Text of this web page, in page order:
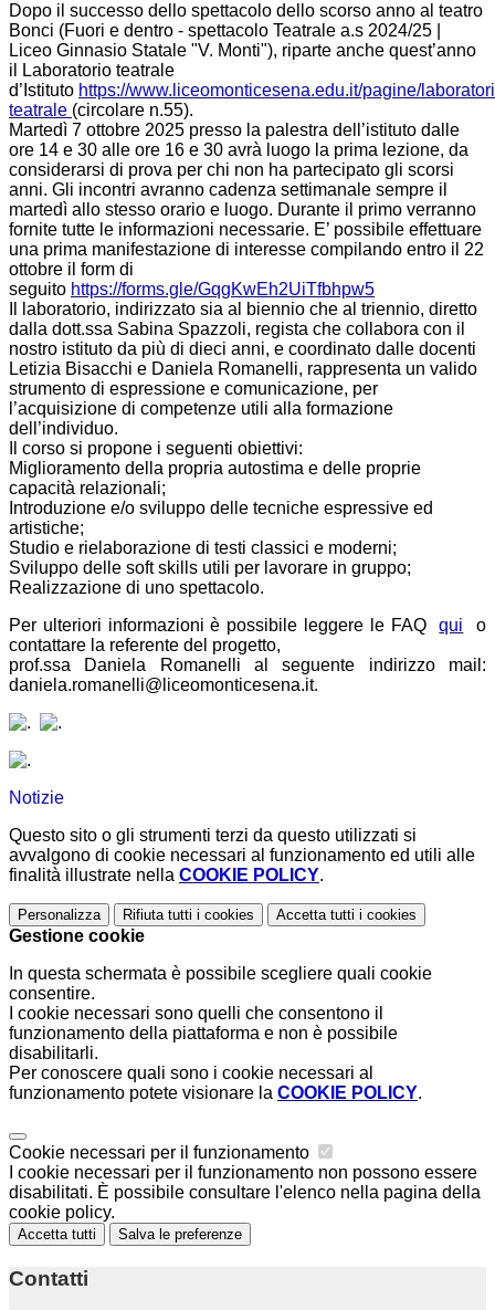
Dopo il successo dello spettacolo dello scorso anno al teatro
Bonci (Fuori e dentro - spettacolo Teatrale a.s 2024/25 |
Liceo Ginnasio Statale "V. Monti"), riparte anche quest’anno
il Laboratorio teatrale
d’Istituto https://www.liceomonticesena.edu.it/pagine/
teatrale (circolare n.55).
Martedì 7 ottobre 2025 presso la palestra dell’istituto dalle
ore 14 e 30 alle ore 16 e 30 avrà luogo la prima lezione, da
considerarsi di prova per chi non ha partecipato gli scorsi
anni. Gli incontri avranno cadenza settimanale sempre il
martedì allo stesso orario e luogo. Durante il primo verranno
fornite tutte le informazioni necessarie. E’ possibile effettuare
una prima manifestazione di interesse compilando entro il 22
ottobre il form di
seguito https://forms.gle/GqgKwEh2UiTfbhpw5
Il laboratorio, indirizzato sia al biennio che al triennio, diretto
dalla dott.ssa Sabina Spazzoli, regista che collabora con il
nostro istituto da più di dieci anni, e coordinato dalle docenti
Letizia Bisacchi e Daniela Romanelli, rappresenta un valido
strumento di espressione e comunicazione, per
l’acquisizione di competenze utili alla formazione
dell’individuo.
Il corso si propone i seguenti obiettivi:
Miglioramento della propria autostima e delle proprie
capacità relazionali;
Introduzione e/o sviluppo delle tecniche espressive ed
artistiche;
Studio e rielaborazione di testi classici e moderni;
Sviluppo delle soft skills utili per lavorare in gruppo;
Realizzazione di uno spettacolo.
Per ulteriori informazioni è possibile leggere le FAQqui o
contattare la referente del progetto,
prof.ssa Daniela Romanelli al seguente indirizzo mail:
daniela.romanelli@liceomonticesena.it.
Notizie
Questo sito o gli strumenti terzi da questo utilizzati si
avvalgono di cookie necessari al funzionamento ed utili alle
finalità illustrate nella COOKIE POLICY.
Personalizza Rifiuta tutti i cookies Accetta tutti i cookies
Gestione cookie
In questa schermata è possibile scegliere quali cookie
consentire.
I cookie necessari sono quelli che consentono il
funzionamento della piattaforma e non è possibile
disabilitarli.
Per conoscere quali sono i cookie necessari al
funzionamento potete visionare la COOKIE POLICY.
Cookie necessari per il funzionamento
I cookie necessari per il funzionamento non possono essere
disabilitati. È possibile consultare l'elenco nella pagina della
cookie policy.
Accetta tutti Salva le preferenze
Contatti